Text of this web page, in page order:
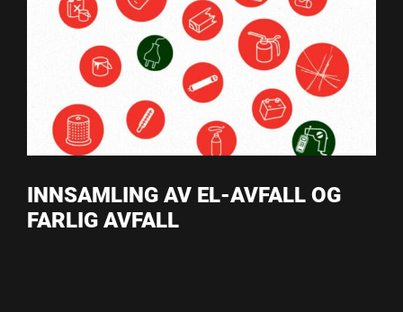
INNSAMLING AV EL-AVFALL OG
FARLIG AVFALL